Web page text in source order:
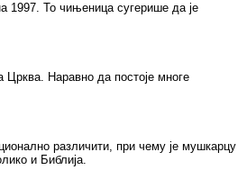
1997. То чињеница сугерише да је
Црква. Наравно да постоје многе
различити, при чему је мушкарцу
и Библија.